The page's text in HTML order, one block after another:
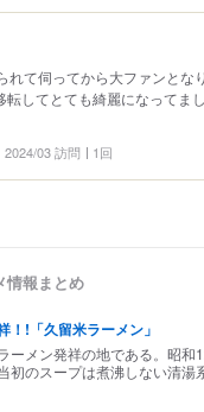
れて伺ってから大ファンとな
してとても綺麗になってま
2024/03 訪問 1回
情報まとめ
！!「久留米ラーメン」
ーメン発祥の地である。昭
初のスープは煮沸しない清湯